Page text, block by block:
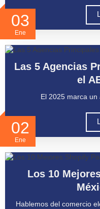
03
Ene
Las 5 Agencias
el
El 2025 marca un
02
Ene
Los 10
Hablemos del comercio